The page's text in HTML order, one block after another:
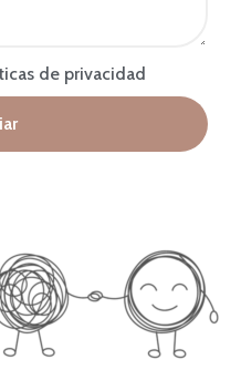
de privacidad